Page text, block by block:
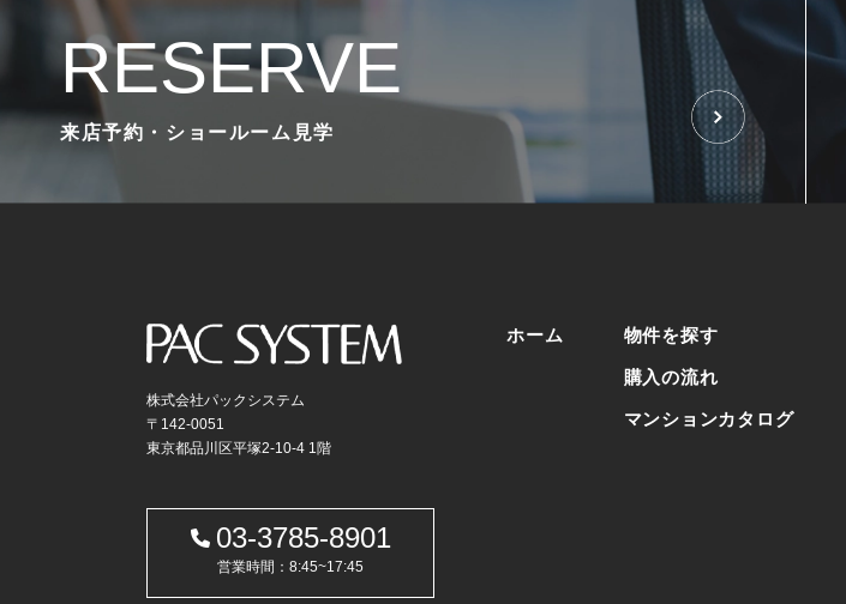
RESERVE
来店予約・ショールーム見学
株式会社パックシステム
〒142-0051
東京都品川区平塚2-10-4 1階
03-3785-8901
営業時間：8:45~17:45
ホーム 物件を探す
購入の流れ
マンションカタログ